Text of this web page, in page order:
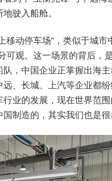
驶入船舱。
移动停车场”，类似于城
可观。这一场景的背后，
，中国企业正掌握出海
、长城、上汽等企业都
业的发展，现在世界范
制造的，其实我们也是很